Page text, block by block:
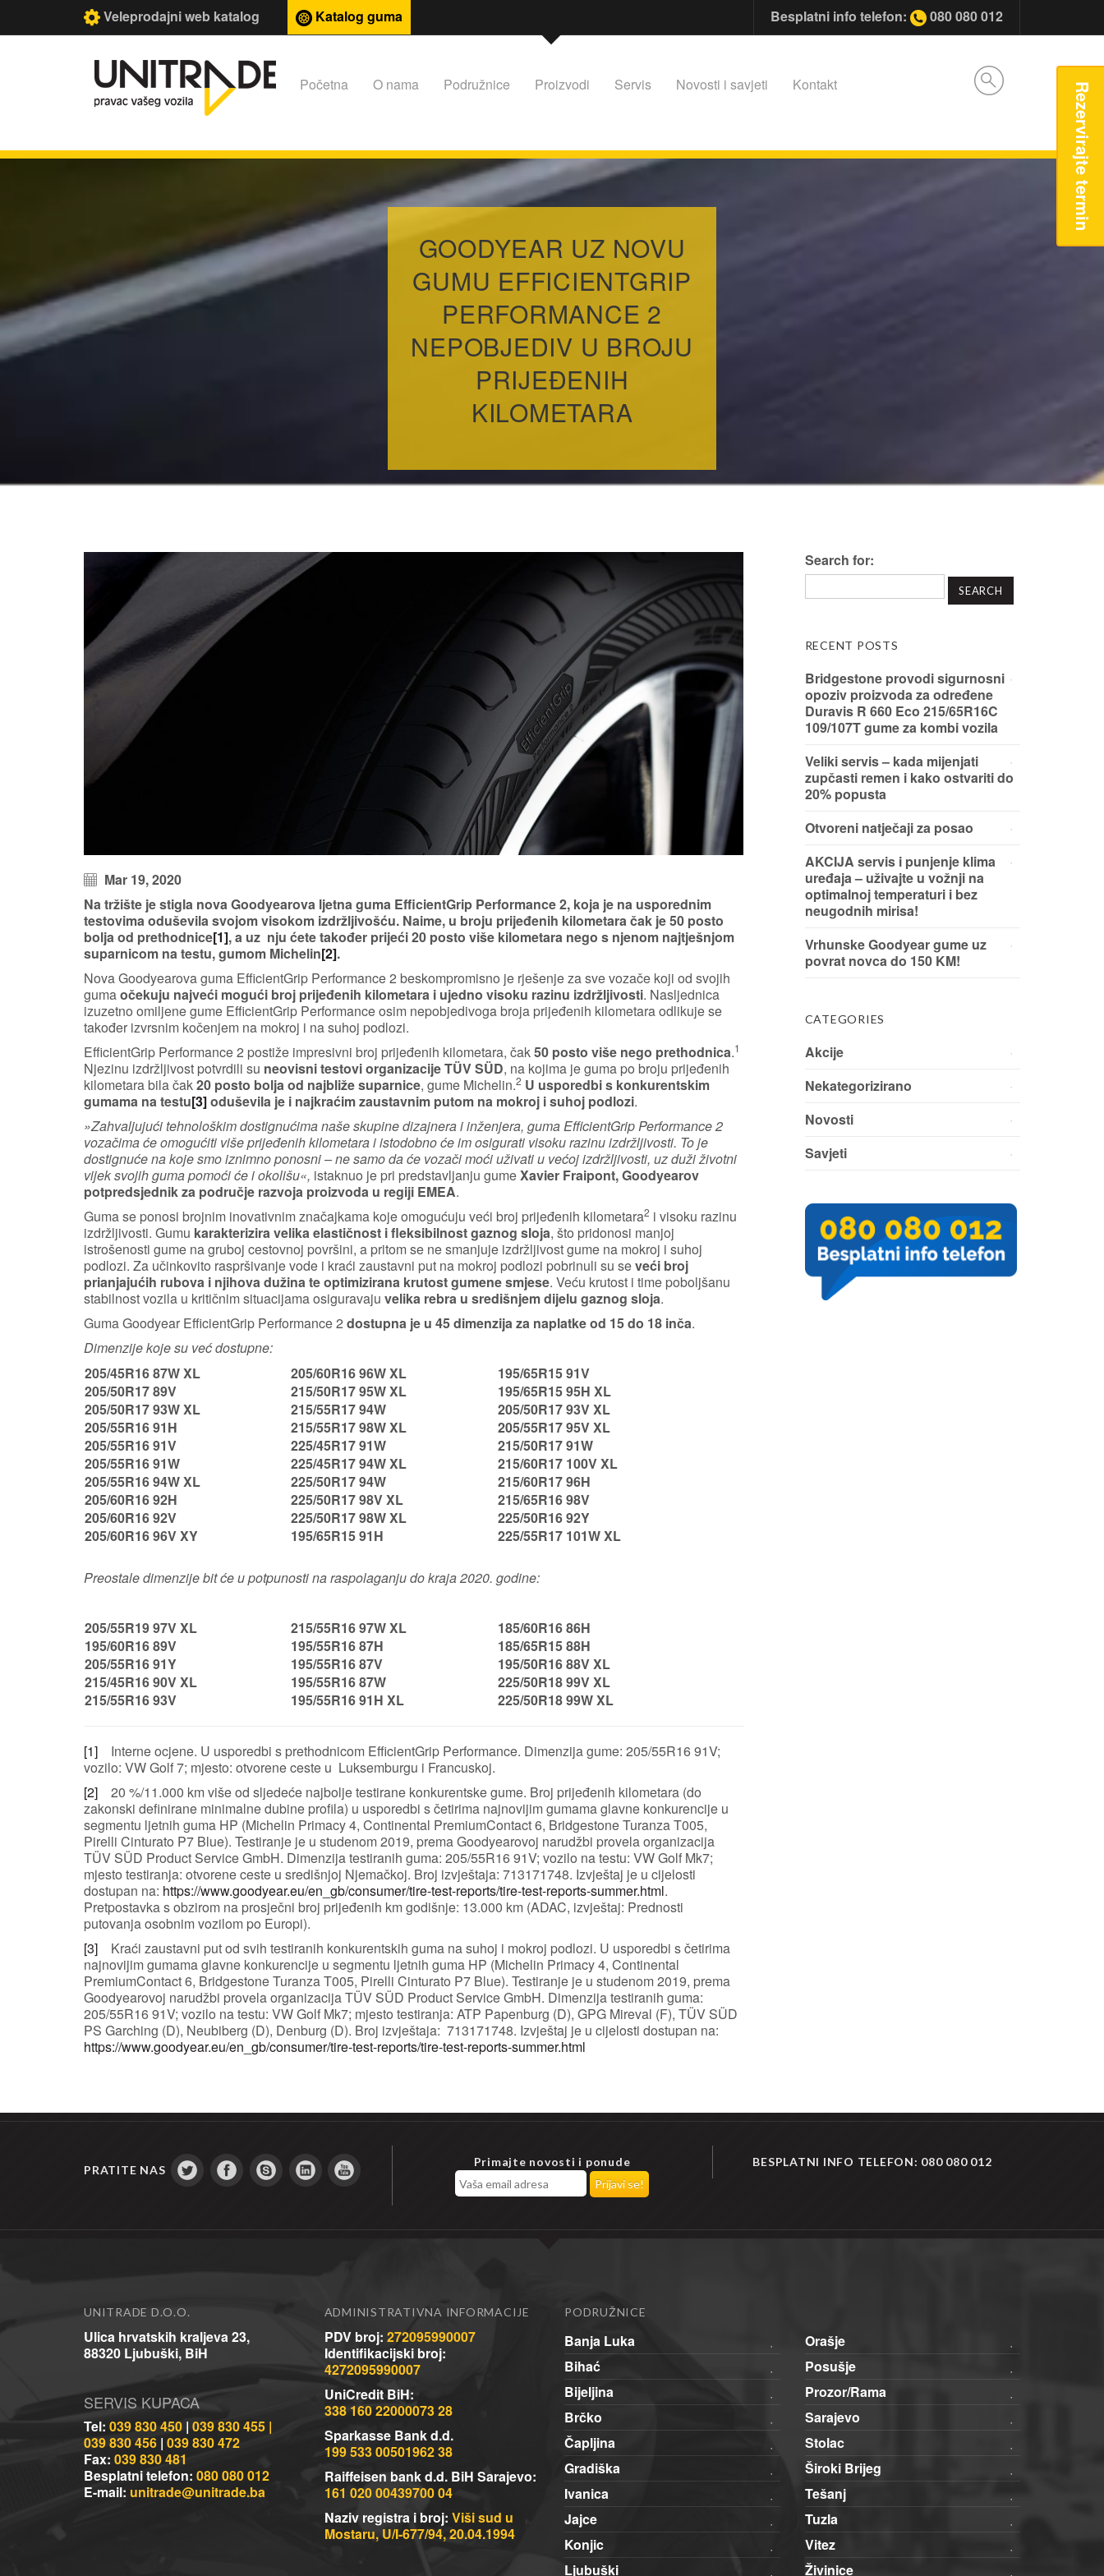
Veleprodajni web katalog Katalog guma Besplatni info telefon: 080 080 012
Početna O nama Podružnice Proizvodi Servis Novosti i savjeti Kontakt
GOODYEAR UZ NOVU
GUMU EFFICIENTGRIP
PERFORMANCE 2
NEPOBJEDIV U BROJU
PRIJEĐENIH
KILOMETARA
Mar 19, 2020
Na tržište je stigla nova Goodyearova ljetna guma EfficientGrip Performance 2, koja je na usporednim
testovima oduševila svojom visokom izdržljivošću. Naime, u broju prijeđenih kilometara čak je 50 posto
bolja od prethodnice[1], a uz nju ćete također prijeći 20 posto više kilometara nego s njenom najtješnjom
suparnicom na testu, gumom Michelin[2].
Nova Goodyearova guma EfficientGrip Performance 2 beskompromisno je rješenje za sve vozače koji od svojih
gumaočekuju najveći mogući broj prijeđenih kilometara i ujedno visoku razinu izdržljivosti. Nasljednica
izuzetno omiljene gume EfficientGrip Performance osim nepobjedivoga broja prijeđenih kilometara odlikuje se
također izvrsnim kočenjem na mokroj i na suhoj podlozi.
EfficientGrip Performance 2 postiže impresivni broj prijeđenih kilometara, čak50 posto više nego prethodnica.1
Njezinu izdržljivost potvrdili su neovisni testovi organizacije TÜV SÜD, na kojima je guma po broju prijeđenih
kilometara bila čak20 posto bolja od najbliže suparnice, gume Michelin.2 U usporedbi s konkurentskim
gumama na testu[3]oduševila je i najkraćim zaustavnim putom na mokroj i suhoj podlozi.
»Zahvaljujući tehnološkim dostignućima naše skupine dizajnera i inženjera, guma EfficientGrip Performance 2
vozačima će omogućiti više prijeđenih kilometara i istodobno će im osigurati visoku razinu izdržljivosti. To je
dostignuće na koje smo iznimno ponosni – ne samo da će vozači moći uživati u većoj izdržljivosti, uz duži životni
vijek svojih guma pomoći će i okolišu«, istaknuo je pri predstavljanju gumeXavier Fraipont, Goodyearov
potpredsjednik za područje razvoja proizvoda u regiji EMEA.
Guma se ponosi brojnim inovativnim značajkama koje omogućuju veći broj prijeđenih kilometara2 i visoku razinu
izdržljivosti. Gumu karakterizira velika elastičnost i fleksibilnost gaznog sloja, što pridonosi manjoj
istrošenosti gume na gruboj cestovnoj površini, a pritom se ne smanjuje izdržljivost gume na mokroj i suhoj
podlozi. Za učinkovito raspršivanje vode i kraći zaustavni put na mokroj podlozi pobrinuli su seveći broj
prianjajućih rubova i njihova dužina te optimizirana krutost gumene smjese. Veću krutost i time poboljšanu
stabilnost vozila u kritičnim situacijama osiguravaju velika rebra u središnjem dijelu gaznog sloja.
Guma Goodyear EfficientGrip Performance 2 dostupna je u 45 dimenzija za naplatke od 15 do 18 inča.
Dimenzije koje su već dostupne:
205/45R16 87W XL
205/60R16 96W XL
195/65R15 91V
205/50R17 89V
215/50R17 95W XL
195/65R15 95H XL
205/50R17 93W XL
215/55R17 94W
205/50R17 93V XL
205/55R16 91H
215/55R17 98W XL
205/55R17 95V XL
205/55R16 91V
225/45R17 91W
215/50R17 91W
205/55R16 91W
225/45R17 94W XL
215/60R17 100V XL
205/55R16 94W XL
225/50R17 94W
215/60R17 96H
205/60R16 92H
225/50R17 98V XL
215/65R16 98V
205/60R16 92V
225/50R17 98W XL
225/50R16 92Y
205/60R16 96V XY
195/65R15 91H 225/55R17 101W XL
Preostale dimenzije bit će u potpunosti na raspolaganju do kraja 2020. godine:
205/55R19 97V XL 215/55R16 97W XL
185/60R16 86H
195/60R16 89V
195/55R16 87H
185/65R15 88H
205/55R16 91Y
195/55R16 87V
195/50R16 88V XL
215/45R16 90V XL
195/55R16 87W
225/50R18 99V XL
215/55R16 93V
195/55R16 91H XL 225/50R18 99W XL
[1] Interne ocjene. U usporedbi s prethodnicom EfficientGrip Performance. Dimenzija gume: 205/55R16 91V;
vozilo: VW Golf 7; mjesto: otvorene ceste u Luksemburgu i Francuskoj.
[2] 20 %/11.000 km više od sljedeće najbolje testirane konkurentske gume. Broj prijeđenih kilometara (do
zakonski definirane minimalne dubine profila) u usporedbi s četirima najnovijim gumama glavne konkurencije u
segmentu ljetnih guma HP (Michelin Primacy 4, Continental PremiumContact 6, Bridgestone Turanza T005,
Pirelli Cinturato P7 Blue). Testiranje je u studenom 2019, prema Goodyearovoj narudžbi provela organizacija
TÜV SÜD Product Service GmbH. Dimenzija testiranih guma: 205/55R16 91V; vozilo na testu: VW Golf Mk7;
mjesto testiranja: otvorene ceste u središnjoj Njemačkoj. Broj izvještaja: 713171748. Izvještaj je u cijelosti
dostupan na: https://www.goodyear.eu/en_gb/consumer/tire-test-reports/tire-test-reports-summer.html.
Pretpostavka s obzirom na prosječni broj prijeđenih km godišnje: 13.000 km (ADAC, izvještaj: Prednosti
putovanja osobnim vozilom po Europi).
[3] Kraći zaustavni put od svih testiranih konkurentskih guma na suhoj i mokroj podlozi. U usporedbi s četirima
najnovijim gumama glavne konkurencije u segmentu ljetnih guma HP (Michelin Primacy 4, Continental
PremiumContact 6, Bridgestone Turanza T005, Pirelli Cinturato P7 Blue). Testiranje je u studenom 2019, prema
Goodyearovoj narudžbi provela organizacija TÜV SÜD Product Service GmbH. Dimenzija testiranih guma:
205/55R16 91V; vozilo na testu: VW Golf Mk7; mjesto testiranja: ATP Papenburg (D), GPG Mireval (F), TÜV SÜD
PS Garching (D), Neubiberg (D), Denburg (D). Broj izvještaja: 713171748. Izvještaj je u cijelosti dostupan na:
https://www.goodyear.eu/en_gb/consumer/tire-test-reports/tire-test-reports-summer.html
Search for:
RECENT POSTS
Bridgestone provodi sigurnosni
opoziv proizvoda za određene
Duravis R 660 Eco 215/65R16C
109/107T gume za kombi vozila
Veliki servis – kada mijenjati
zupčasti remen i kako ostvariti do
20% popusta
Otvoreni natječaji za posao
AKCIJA servis i punjenje klima
uređaja – uživajte u vožnji na
optimalnoj temperaturi i bez
neugodnih mirisa!
Vrhunske Goodyear gume uz
povrat novca do 150 KM!
CATEGORIES
Akcije
Nekategorizirano
Novosti
Savjeti
PRATITE NAS
Primajte novosti i ponude BESPLATNI INFO TELEFON: 080 080 012
UNITRADE D.O.O.
Ulica hrvatskih kraljeva 23,
88320 Ljubuški, BiH
SERVIS KUPACA
Tel: 039 830 450 | 039 830 455 |
039 830 456 | 039 830 472
Fax: 039 830 481
Besplatni telefon: 080 080 012
E-mail: unitrade@unitrade.ba
ADMINISTRATIVNA INFORMACIJE
PDV broj: 272095990007
Identifikacijski broj:
4272095990007
UniCredit BiH:
338 160 22000073 28
Sparkasse Bank d.d.
199 533 00501962 38
Raiffeisen bank d.d. BiH Sarajevo:
161 020 00439700 04
Naziv registra i broj: Viši sud u
Mostaru, U/I-677/94, 20.04.1994
PODRUŽNICE
Banja Luka
Bihać
Bijeljina
Brčko
Čapljina
Gradiška
Ivanica
Jajce
Konjic
Ljubuški
Orašje
Posušje
Prozor/Rama
Sarajevo
Stolac
Široki Brijeg
Tešanj
Tuzla
Vitez
Živinice
Rezervirajte termin